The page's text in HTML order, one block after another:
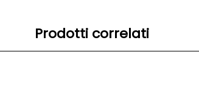
Prodotti correlati